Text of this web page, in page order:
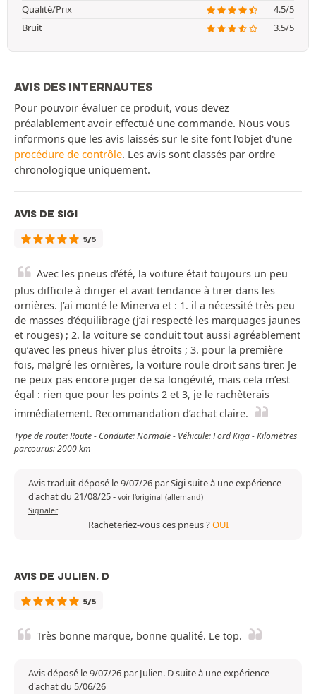
Qualité/Prix
4.5/5
Bruit
3.5/5
AVIS DES INTERNAUTES
Pour pouvoir évaluer ce produit, vous devez
préalablement avoir effectué une commande. Nous vous
informons que les avis laissés sur le site font l'objet d'une
procédure de contrôle. Les avis sont classés par ordre
chronologique uniquement.
AVIS DE SIGI
5/5
Avec les pneus d’été, la voiture était toujours un peu
plus difficile à diriger et avait tendance à tirer dans les
ornières. J’ai monté le Minerva et : 1. il a nécessité très peu
de masses d’équilibrage (j’ai respecté les marquages jaunes
et rouges) ; 2. la voiture se conduit tout aussi agréablement
qu’avec les pneus hiver plus étroits ; 3. pour la première
fois, malgré les ornières, la voiture roule droit sans tirer. Je
ne peux pas encore juger de sa longévité, mais cela m’est
égal : rien que pour les points 2 et 3, je le rachèterais
immédiatement. Recommandation d’achat claire.
Type de route: Route - Conduite: Normale - Véhicule: Ford Kiga - Kilomètres
parcourus: 2000 km
Avis traduit déposé le 9/07/26 par Sigi suite à une expérience
d'achat du 21/08/25- voir l'original (allemand)
Signaler
Racheteriez-vous ces pneus ?OUI
AVIS DE JULIEN. D
5/5
Très bonne marque, bonne qualité. Le top.
Avis déposé le 9/07/26 par Julien. D suite à une expérience
d'achat du 5/06/26